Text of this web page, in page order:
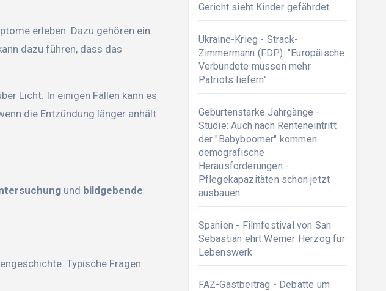
erleben. Dazu gehören ein
dazu führen, dass das
Licht. In einigen Fällen kann es
die Entzündung länger anhält
und bildgebende
Typische Fragen
Gericht sieht Kinder gefährdet
Ukraine-Krieg - Strack-
Zimmermann (FDP): "Europäische
Verbündete müssen mehr
Patriots liefern"
Geburtenstarke Jahrgänge -
Studie: Auch nach Renteneintritt
der "Babyboomer" kommen
demografische
Herausforderungen -
Pflegekapazitäten schon jetzt
ausbauen
Spanien - Filmfestival von San
Sebastián ehrt Werner Herzog für
Lebenswerk
FAZ-Gastbeitrag - Debatte um